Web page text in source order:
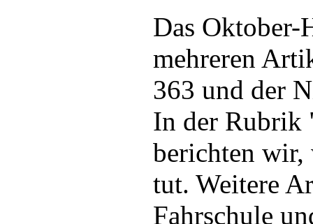
Das Oktober-
mehreren
363 und der
In der Rubrik
berichten wir,
tut. Weitere
Fahrschule